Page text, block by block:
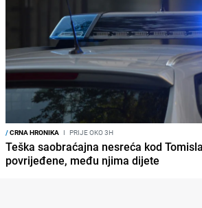
/CRNA HRONIKA I PRIJE OKO 3H
Teška saobraćajna nesreća kod
povrijeđene, među njima dijete